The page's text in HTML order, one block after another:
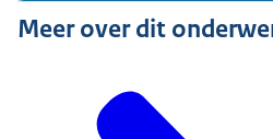
Hoe voorkom ik
in mijn huis?
Download
Meer over dit